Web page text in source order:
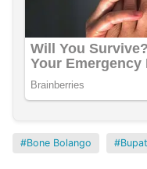
Bone Bolango